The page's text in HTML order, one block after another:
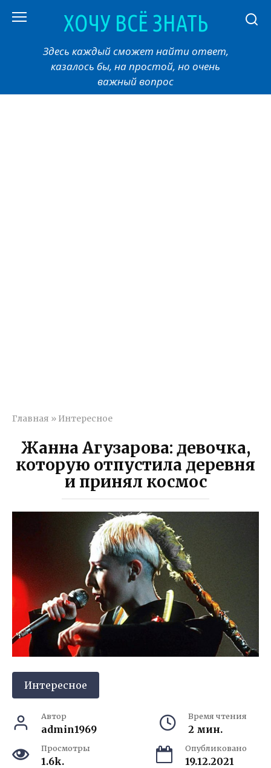
ХОЧУ ВСЁ ЗНАТЬ
Здесь каждый сможет найти ответ,
казалось бы, на простой, но очень
важный вопрос
Главная » Интересное
Жанна Агузарова: девочка,
которую отпустила деревня
и принял космос
Интересное
Автор
admin1969
Время чтения
2 мин.
Просмотры
1.6k.
Опубликовано
19.12.2021